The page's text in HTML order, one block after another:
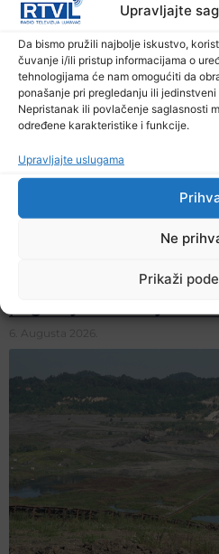
Upravljajte
Da bismo pružili najbolje iskustvo,
čuvanje i/ili pristup informacijama o
tehnologijama će nam omogućiti da
ponašanje pri pregledanju ili
Nepristanak ili povlačenje saglasnosti
određene karakteristike i funkcije.
Upravljajte uslugama
Ne
Prikaži
Ekstremne ljetne
6. Augusta 2026.